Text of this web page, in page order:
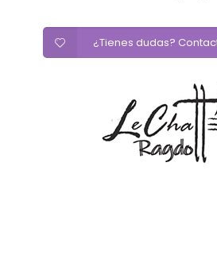
¿Tienes dudas?